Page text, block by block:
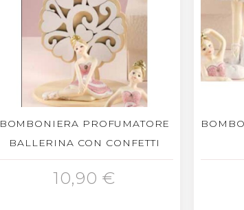
AGGIUNGI AL CARRELLO
BOMBONIERA PROFUMATORE
BALLERINA CON CONFETTI
10,90 €